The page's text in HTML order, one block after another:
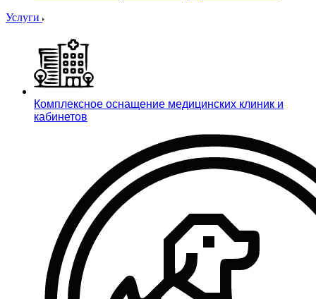
Услуги
Комплексное оснащение медицинских клиник и
кабинетов